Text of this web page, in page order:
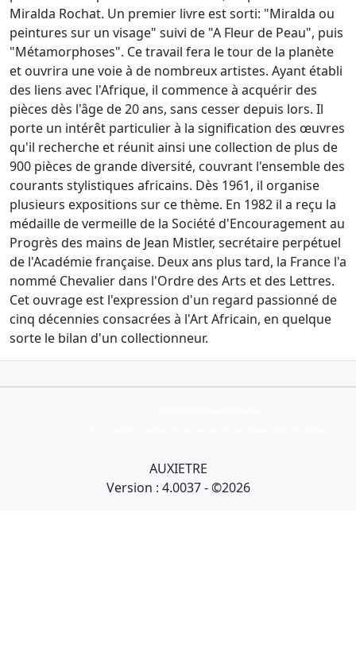
Miralda Rochat. Un premier livre est sorti: "Miralda ou
peintures sur un visage" suivi de "A Fleur de Peau", puis
"Métamorphoses". Ce travail fera le tour de la planète
et ouvrira une voie à de nombreux artistes. Ayant établi
des liens avec l'Afrique, il commence à acquérir des
pièces dès l'âge de 20 ans, sans cesser depuis lors. Il
porte un intérêt particulier à la signification des œuvres
qu'il recherche et réunit ainsi une collection de plus de
900 pièces de grande diversité, couvrant l'ensemble des
courants stylistiques africains. Dès 1961, il organise
plusieurs expositions sur ce thème. En 1982 il a reçu la
médaille de vermeille de la Société d'Encouragement au
Progrès des mains de Jean Mistler, secrétaire perpétuel
de l'Académie française. Deux ans plus tard, la France l'a
nommé Chevalier dans l'Ordre des Arts et des Lettres.
Cet ouvrage est l'expression d'un regard passionné de
cinq décennies consacrées à l'Art Africain, en quelque
sorte le bilan d'un collectionneur.
AUXIETRE
Version : 4.0037 - ©2026